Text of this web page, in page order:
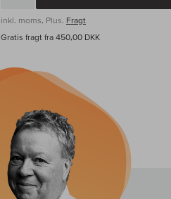
inkl. moms, Plus. Fragt
Gratis fragt fra 450,00 DKK